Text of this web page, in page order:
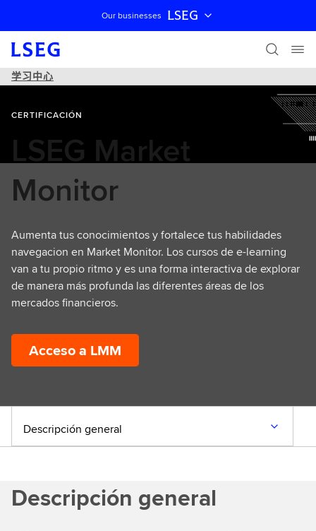
跳过导航
Our businesses LSEG
学习中心
CERTIFICACIÓN
LSEG Market
Monitor
Aumenta tus conocimientos y fortalece tus habilidades
navegacion en Market Monitor. Los cursos de e-learning
van a tu propio ritmo y es una forma interactiva de explorar
de manera más profunda las diferentes áreas de los
mercados financieros.
Acceso a LMM
Descripción general
Descripción general